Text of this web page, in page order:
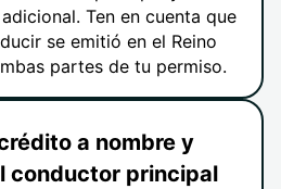
Ten en cuenta que
se emitió en el Reino
partes de tu permiso.
a nombre y
conductor principal